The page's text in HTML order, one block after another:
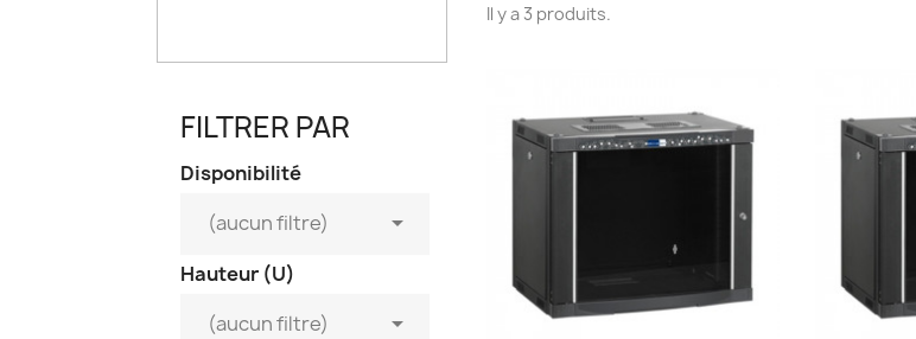
FILTRER PAR
Disponibilité
(aucun filtre)

Hauteur (U)
(aucun filtre)

Il y a 3 produits.